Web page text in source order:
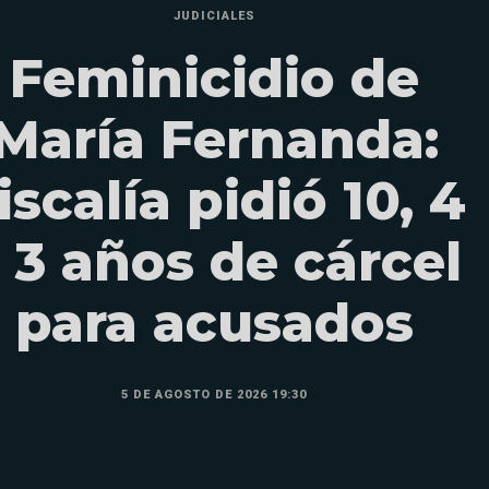
JUDICIALES
Feminicidio de
Fernanda:
pidió 10, 4
3 años de cárcel
para acusados
5 DE AGOSTO DE 2026 19:30